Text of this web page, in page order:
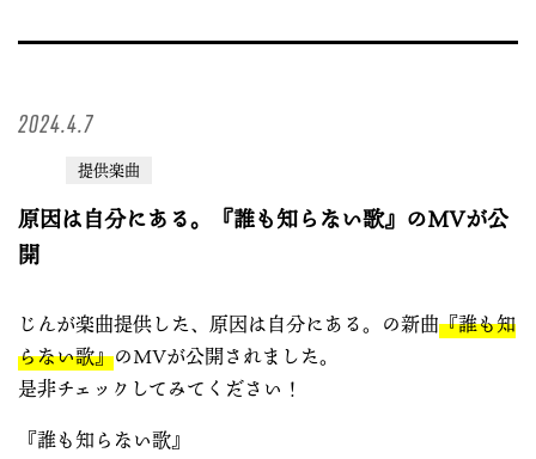
2024.4.7
提供楽曲
原因は自分にある。『誰も知らない歌』のMVが公
開
じんが楽曲提供した、原因は自分にある。の新曲『誰も知
らない歌』のMVが公開されました。
是非チェックしてみてください！
『誰も知らない歌』